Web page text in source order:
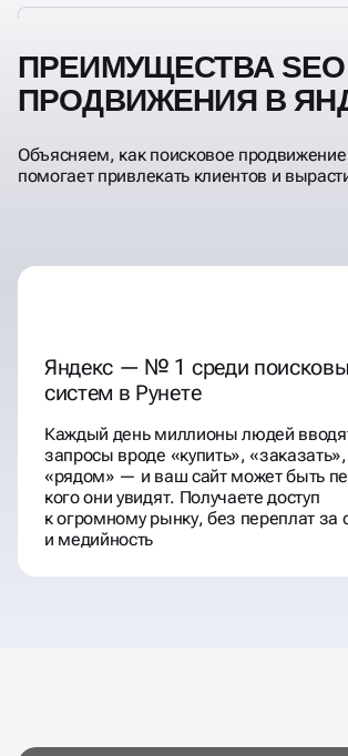
ПРЕИМУЩЕСТВА SEO
ПРОДВИЖЕНИЯ В
Объясняем, как поисковое
помогает привлекать клиентов и
Яндекс — № 1 среди
систем в Рунете
Каждый день миллионы людей
запросы вроде «купить», «заказать»,
«рядом» — и ваш сайт может быть
кого они увидят. Получаете доступ
к огромному рынку, без переплат за
и медийность